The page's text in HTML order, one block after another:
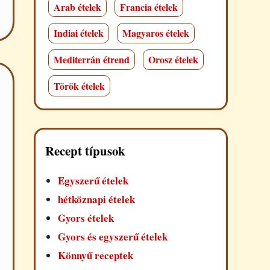
Arab ételek
Francia ételek
Indiai ételek
Magyaros ételek
Mediterrán étrend
Orosz ételek
Török ételek
Recept típusok
Egyszerű ételek
hétköznapi ételek
Gyors ételek
Gyors és egyszerű ételek
Könnyű receptek